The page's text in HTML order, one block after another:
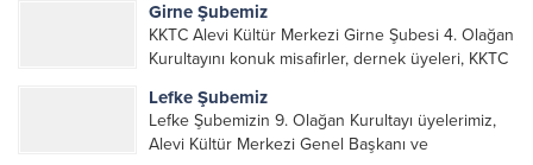
Girne Şubemiz
KKTC Alevi Kültür Merkezi Girne Şubesi 4. Olağan
Kurultayını konuk misafirler, dernek üyeleri, KKTC
yönetim kurulu, şube başkanları ve yönetim
organlarının katılımıyla gerçekleşti....
Lefke Şubemiz
Lefke Şubemizin 9. Olağan Kurultayı üyelerimiz,
Alevi Kültür Merkezi Genel Başkanı ve